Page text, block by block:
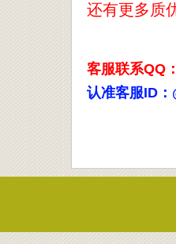
还有更多质
客服联系QQ
认准客服ID